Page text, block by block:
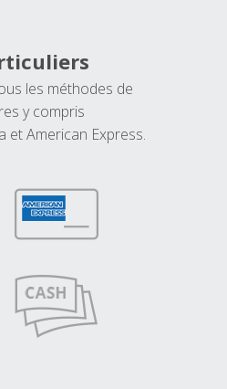
les méthodes de
y compris
et American Express.